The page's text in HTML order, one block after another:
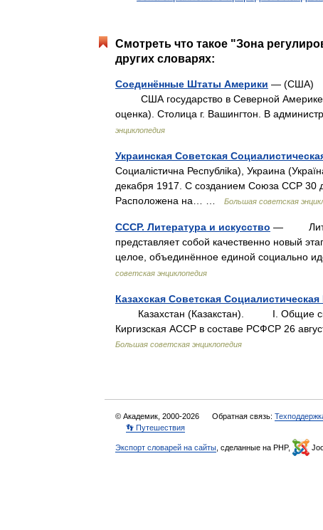
Смотреть что такое "Зона
других словарях:
Соединённые Штаты Америки — (США)
США государство в Северной Америке.
оценка). Столица г. Вашингтон. В
энциклопедия
Украинская Советская
Социалicтична Республika), Украина
декабря 1917. С созданием Союза ССР 30
Расположена на… …
Большая советская
СССР. Литература и искусство —
представляет собой качественно новый
целое, объединённое единой социально
советская энциклопедия
Казахская Советская
Казахстан (Казакстан). I. Общие
Киргизская АССР в составе РСФСР 26
Большая советская энциклопедия
© Академик, 2000-2026 Обратная связь:
👣 Путешествия
Экспорт словарей на сайты , сделанные на PHP,